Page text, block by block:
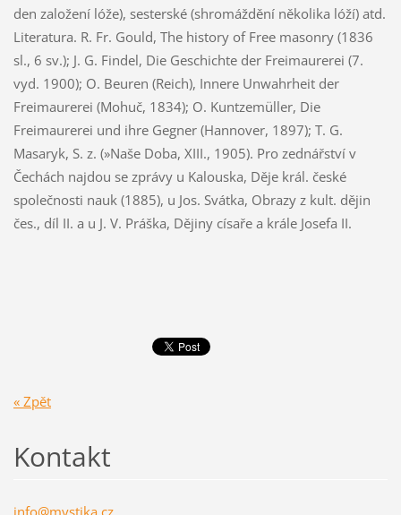
den založení lóže), sesterské (shromáždění několika lóží) atd.
Literatura. R. Fr. Gould, The history of Free masonry (1836
sl., 6 sv.); J. G. Findel, Die Geschichte der Freimaurerei (7.
vyd. 1900); O. Beuren (Reich), Innere Unwahrheit der
Freimaurerei (Mohuč, 1834); O. Kuntzemüller, Die
Freimaurerei und ihre Gegner (Hannover, 1897); T. G.
Masaryk, S. z. (»Naše Doba, XIII., 1905). Pro zednářství v
Čechách najdou se zprávy u Kalouska, Děje král. české
společnosti nauk (1885), u Jos. Svátka, Obrazy z kult. dějin
čes., díl II. a u J. V. Práška, Dějiny císaře a krále Josefa II.
« Zpět
Kontakt